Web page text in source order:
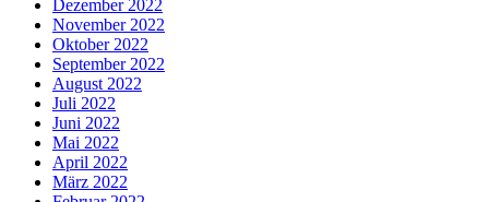
Dezember 2022
November 2022
Oktober 2022
September 2022
August 2022
Juli 2022
Juni 2022
Mai 2022
April 2022
März 2022